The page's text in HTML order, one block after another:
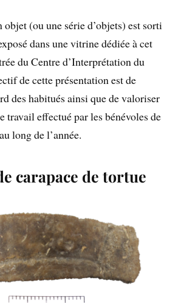
(ou une série d’objets) est sorti
dans une vitrine dédiée à cet
du Centre d’Interprétation du
de cette présentation est de
des habitués ainsi que de valoriser
travail effectué par les bénévoles de
long de l’année.
carapace de tortue